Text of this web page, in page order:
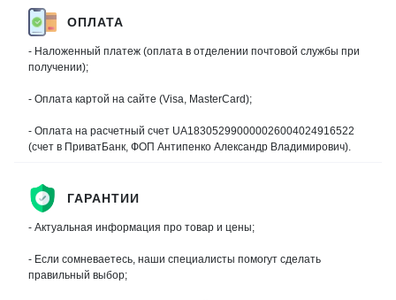
ОПЛАТА
- Наложенный платеж (оплата в отделении почтовой службы при
получении);
- Оплата картой на сайте (Visa, MasterCard);
- Оплата на расчетный счет UA183052990000026004024916522
(счет в ПриватБанк, ФОП Антипенко Александр Владимирович).
ГАРАНТИИ
- Актуальная информация про товар и цены;
- Если сомневаетесь, наши специалисты помогут сделать
правильный выбор;